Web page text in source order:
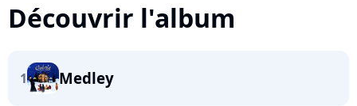
Découvrir l'album
1 Medley